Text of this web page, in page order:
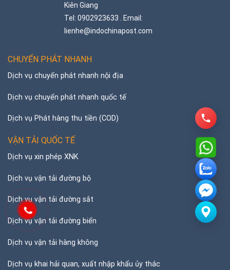
Kiên Giang
Tel: 0902923633 . Email:
lienhe@indochinapost.com
CHUYỂN PHÁT NHANH
Dịch vụ chuyển phát nhanh nội địa
Dịch vụ chuyển phát nhanh quốc tế
Dịch vụ Phát hàng thu tiền (COD)
VẬN TẢI QUỐC TẾ
Dịch vụ xin phép XNK
Dịch vụ vận tải đường bộ
Dịch vụ vận tải đường sắt
Dịch vụ vận tải đường biển
Dịch vụ vận tải hàng không
Dịch vụ khai hải quan, xuất nhập khẩu ủy thác